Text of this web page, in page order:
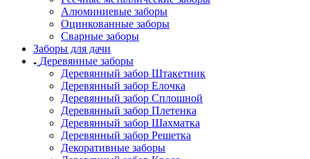
Алюминиевые заборы
Оцинкованные заборы
Сварные заборы
Заборы для дачи
Деревянные заборы
Деревянный забор Штакетник
Деревянный забор Елочка
Деревянный забор Сплошной
Деревянный забор Плетенка
Деревянный забор Шахматка
Деревянный забор Решетка
Декоративные заборы